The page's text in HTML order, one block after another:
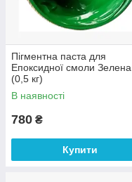
Пігментна паста для
Епоксидної смоли Зелена
(0,5 кг)
В наявності
780 ₴
Купити